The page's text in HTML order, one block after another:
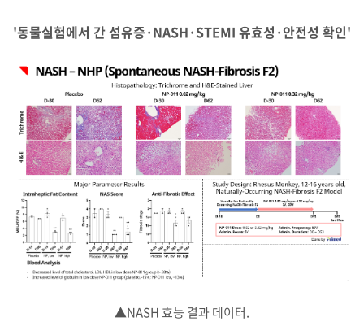
'동물실험에서 간 섬유증·NASH·STEMI 유효성·안전성 확인'
▲NASH 효능 결과 데이터.